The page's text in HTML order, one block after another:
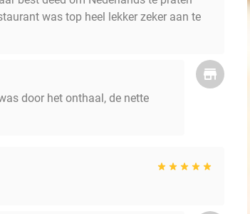
was top heel lekker zeker aan te
door het onthaal, de nette